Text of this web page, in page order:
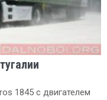
1845 с двигателем